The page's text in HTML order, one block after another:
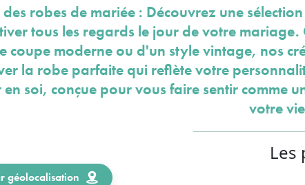
robes de mariée : Découvrez une
tous les regards le jour de votre
coupe moderne ou d'un style vintage, nos
la robe parfaite qui reflète votre
soi, conçue pour vous faire sentir comme
votre
géolocalisation
Les